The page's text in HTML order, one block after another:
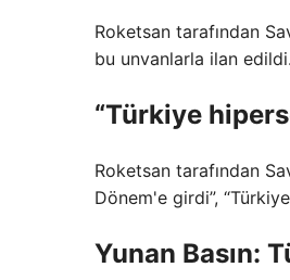
Roketsan tarafından
bu unvanlarla ilan edildi.
“Türkiye
Roketsan tarafından
Dönem'e girdi”,
Yunan Basın: